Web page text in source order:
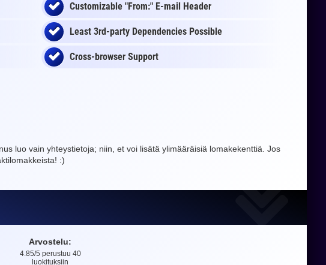
Customizable "From:" E-mail Header
Least 3rd-party Dependencies Possible
Cross-browser Support
luo vain yhteystietoja; niin, et voi lisätä ylimääräisiä lomakekenttiä. Jos
:)
Arvostelu:
Arvostelu
4.85/5 perustuu 40
luokituksiin